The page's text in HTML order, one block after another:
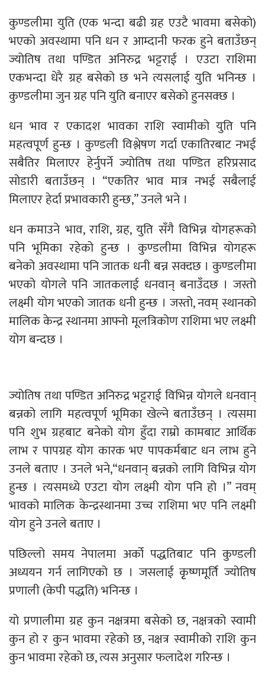
कुण्डलीमा युति (एक भन्दा बढी ग्रह एउटै भावमा बसेको)
भएको अवस्थामा पनि धन र आम्दानी फरक हुने बताउँछन्
ज्योतिष तथा पण्डित अनिरुद्र भट्टराई । एउटा राशिमा
एकभन्दा धेरै ग्रह बसेको छ भने त्यसलाई युति भनिन्छ ।
कुण्डलीमा जुन ग्रह पनि युति बनाएर बसेको हुनसक्छ ।
धन भाव र एकादश भावका राशि स्वामीको युति पनि
महत्वपूर्ण हुन्छ । कुण्डली विश्लेषण गर्दा एकातिरबाट नभई
सबैतिर मिलाएर हेर्नुपर्ने ज्योतिष तथा पण्डित हरिप्रसाद
सोडारी बताउँछन् । “एकतिर भाव मात्र नभई सबैलाई
मिलाएर हेर्दा प्रभावकारी हुन्छ,” उनले भने ।
धन कमाउने भाव, राशि, ग्रह, युति सँगै विभिन्न योगहरूको
पनि भूमिका रहेको हुन्छ । कुण्डलीमा विभिन्न योगहरू
बनेको अवस्थामा पनि जातक धनी बन्न सक्दछ । कुण्डलीमा
भएको योगले पनि जातकलाई धनवान् बनाउँदछ । जस्तो
लक्ष्मी योग भएको जातक धनी हुन्छ । जस्तो, नवम् स्थानको
मालिक केन्द्र स्थानमा आफ्नो मूलत्रिकोण राशिमा भए लक्ष्मी
योग बन्दछ ।
ज्योतिष तथा पण्डित अनिरुद्र भट्टराई विभिन्न योगले धनवान्
बन्नको लागि महत्वपूर्ण भूमिका खेल्ने बताउँछन् । त्यसमा
पनि शुभ ग्रहबाट बनेको योग हुँदा राम्रो कामबाट आर्थिक
लाभ र पापग्रह योग कारक भए पापकर्मबाट धन लाभ हुने
उनले बताए । उनले भने,“धनवान् बन्नको लागि विभिन्न योग
हुन्छ । त्यसमध्ये एउटा योग लक्ष्मी योग पनि हो ।” नवम्
भावको मालिक केन्द्रस्थानमा उच्च राशिमा भए पनि लक्ष्मी
योग हुने उनले बताए ।
पछिल्लो समय नेपालमा अर्को पद्धतिबाट पनि कुण्डली
अध्ययन गर्न लागिएको छ । जसलाई कृृष्णमूर्ति ज्योतिष
प्रणाली (केपी पद्धति) भनिन्छ ।
यो प्रणालीमा ग्रह कुन नक्षत्रमा बसेको छ, नक्षत्रको स्वामी
कुन हो र कुन भावमा रहेको छ, नक्षत्र स्वामीको राशि कुन
कुन भावमा रहेको छ, त्यस अनुसार फलादेश गरिन्छ ।